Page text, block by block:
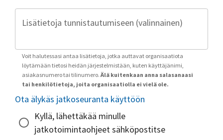
Lisätietoja tunnistautumiseen (valinnainen)
Voit halutessasi antaa lisätietoja, jotka auttavat organisaatiota
löytämään tietosi heidän järjestelmistään, kuten käyttäjänimi,
asiakasnumero tai tilinumero. Älä kuitenkaan anna salasanaasi
tai henkilötietoja, joita organisaatiolla ei vielä ole.
Ota älykäs jatkoseuranta käyttöön
Kyllä, lähettäkää minulle
jatkotoimintaohjeet sähköpostitse